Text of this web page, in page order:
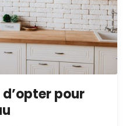
pour